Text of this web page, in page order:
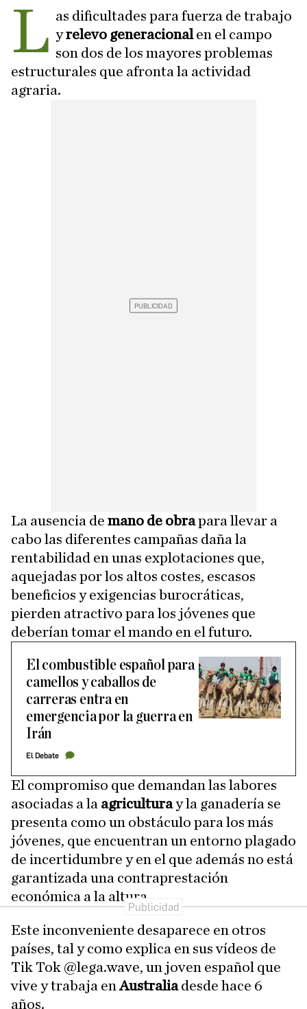
L as dificultades para fuerza de trabajo
yrelevo generacionalen el campo
son dos de los mayores problemas
estructurales que afronta la actividad
agraria.
La ausencia de mano de obrapara llevar a
cabo las diferentes campañas daña la
rentabilidad en unas explotaciones que,
aquejadas por los altos costes, escasos
beneficios y exigencias burocráticas,
pierden atractivo para los jóvenes que
deberían tomar el mando en el futuro.
El combustible español para
camellos y caballos de
carreras entra en
emergencia por la guerra en
Irán
El Debate
El compromiso que demandan las labores
asociadas a la agriculturay la ganadería se
presenta como un obstáculo para los más
jóvenes, que encuentran un entorno plagado
de incertidumbre y en el que además no está
garantizada una contraprestación
económica a la altura.
Este inconveniente desaparece en otros
países, tal y como explica en sus vídeos de
Tik Tok @lega.wave, un joven español que
vive y trabaja enAustraliadesde hace 6
años.